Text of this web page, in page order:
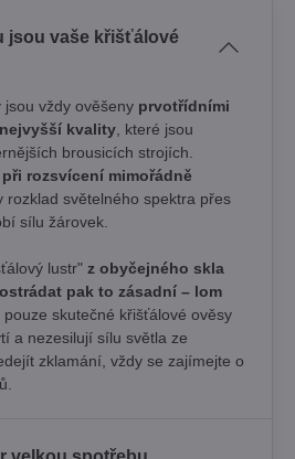
jsou vaše křišťálové
vždy ověšeny prvotřídními
kvality , které jsou
brousicích strojích.
rozsvícení mimořádně
rozklad světelného spektra přes
sílu žárovek.
lustr" z obyčejného skla
pak to zásadní – lom
pouze skutečné křišťálové ověsy
a nezesilují sílu světla ze
zklamání, vždy se zajímejte o